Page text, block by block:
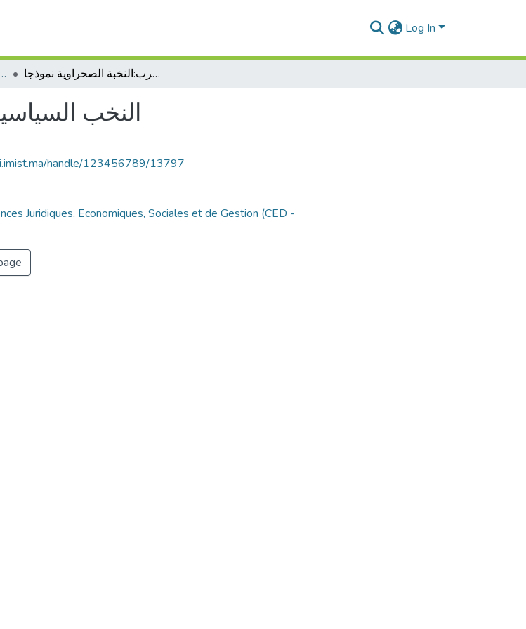
Log In
et de Gestion (CED - SJESG) النخب السياسية بالمغرب:النخبة الصحراوية نموذجا
النخب
handle/123456789/13797
Juridiques, Economiques, Sociales et de Gestion (CED -